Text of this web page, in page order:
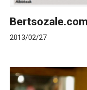
2013/02/27